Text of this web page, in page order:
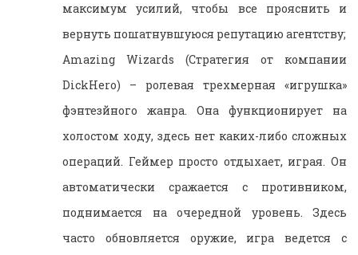
максимум усилий, чтобы все прояснить и
вернуть пошатнувшуюся репутацию агентству;
Amazing Wizards (Стратегия от компании
DickHero) – ролевая трехмерная «игрушка»
фэнтезйного жанра. Она функционирует на
холостом ходу, здесь нет каких-либо сложных
операций. Геймер просто отдыхает, играя. Он
автоматически сражается с противником,
поднимается на очередной уровень. Здесь
часто обновляется оружие, игра ведется с